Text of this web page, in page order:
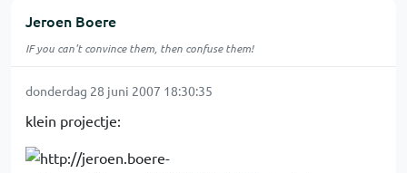
Jeroen Boere
IF you can't convince them, then confuse them!
donderdag 28 juni 2007 18:30:35
klein projectje: